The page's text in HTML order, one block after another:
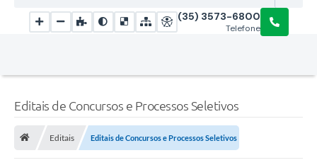
Telefone
(35) 3573-6800
Editais de Concursos e Processos Seletivos
Editais Editais de Concursos e Processos Seletivos